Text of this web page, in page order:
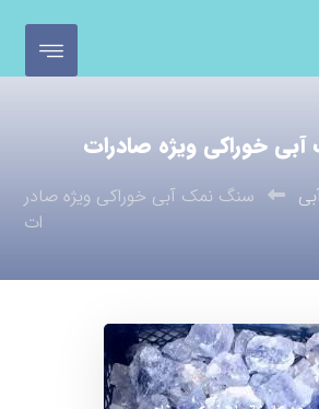
خوراکی ویژه صادرات
سنگ نمک آبی خوراکی ویژه صادر
ات